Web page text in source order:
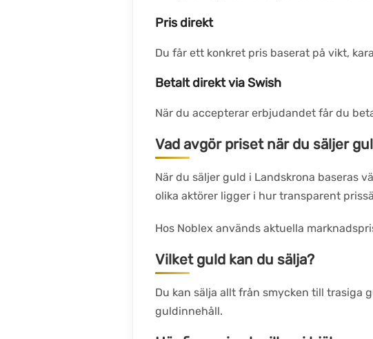
Pris direkt
Du får ett konkret pris baserat på vikt,
Betalt direkt via Swish
När du accepterar erbjudandet får du
Vad avgör priset när du säljer
När du säljer guld i Landskrona baseras
olika aktörer ligger i hur transparent
Hos Noblex används aktuella
Vilket guld kan du sälja?
Du kan sälja allt från smycken till trasiga
guldinnehåll.